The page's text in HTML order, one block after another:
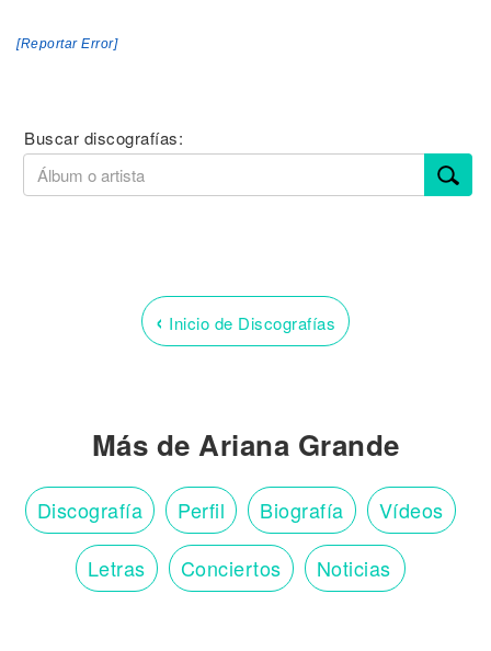
[Reportar Error]
Buscar discografías:
‹ Inicio de Discografías
Más de Ariana Grande
Discografía Perfil Biografía Vídeos
Letras Conciertos Noticias